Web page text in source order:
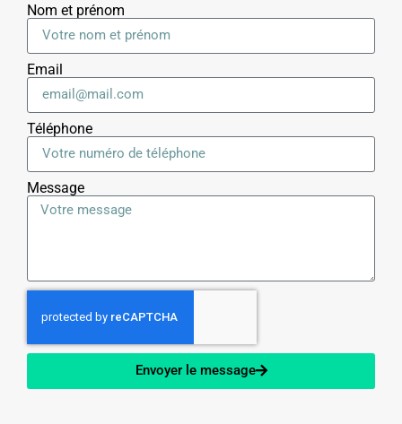
Nom et prénom
Email
Téléphone
Message
Envoyer le message